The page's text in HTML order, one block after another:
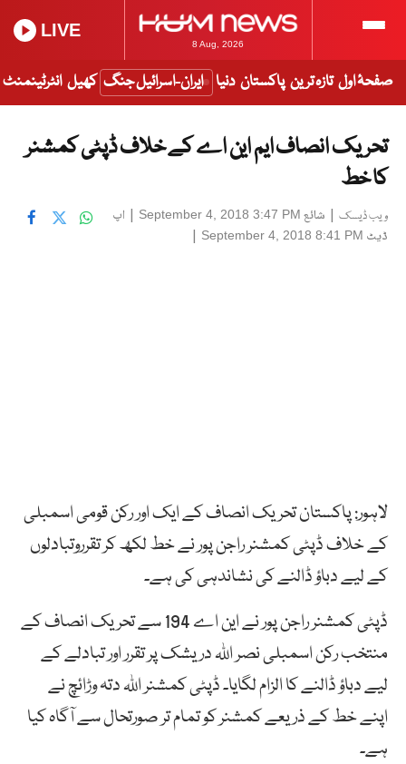
8 Aug, 2026
LIVE
صفحۂ اول تازہ ترین پاکستان دنیا ایران-اسرائیل جنگ کھیل انٹرٹینمنٹ
تحریک انصاف ایم این اے کے خلاف ڈپٹی کمشنر
کا خط
ویب ڈیسک | شائع September 4, 2018 3:47 PM
| اپ
ڈیٹ September 4, 2018 8:41 PM
|
لاہور: پاکستان تحریک انصاف کے ایک اور رکن قومی اسمبلی
کے خلاف ڈپٹی کمشنر راجن پور نے خط لکھ کر تقرروتبادلوں
کے لیے دباؤ ڈالنے کی نشاندہی کی ہے۔
ڈپٹی کمشنر راجن پور نے این اے 194 سے تحریک انصاف کے
منتخب رکن اسمبلی نصر اللہ دریشک پر تقرر اور تبادلے کے
لیے دباؤ ڈالنے کا الزام لگایا۔ ڈپٹی کمشنر اللہ دتہ وڑائچ نے
اپنے خط کے ذریعے کمشنر کو تمام تر صورتحال سے آگاہ کیا
ہے۔